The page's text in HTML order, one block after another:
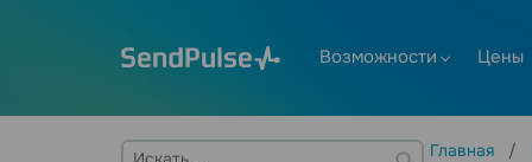
Возможности Цены
Главная